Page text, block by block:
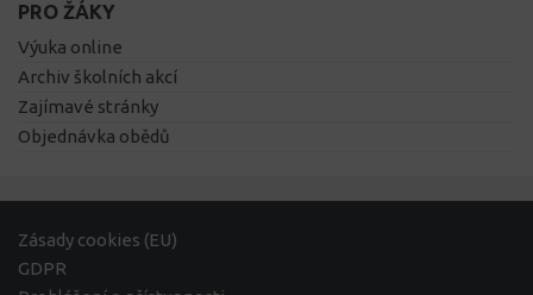
PRO ŽÁKY
Výuka online
Archiv školních akcí
Zajímavé stránky
Objednávka obědů
Zásady cookies (EU)
GDPR